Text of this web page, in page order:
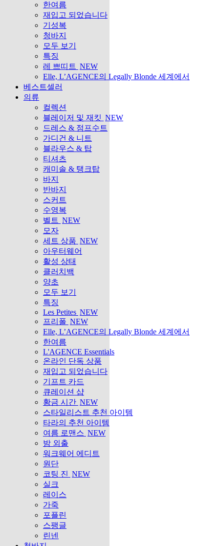
한여름
재입고 되었습니다
기성복
청바지
모두 보기
특징
레 쁘띠트 NEW
Elle, L’AGENCE의 Legally Blonde 세계에서
베스트셀러
의류
컬렉션
블레이저 및 재킷 NEW
드레스 & 점프수트
가디건 & 니트
블라우스 & 탑
티셔츠
캐미솔 & 탱크탑
바지
반바지
스커트
수영복
벨트 NEW
모자
세트 상품 NEW
아우터웨어
활성 상태
클러치백
양초
모두 보기
특징
Les Petites NEW
프리폴 NEW
Elle, L’AGENCE의 Legally Blonde 세계에서
한여름
L'AGENCE Essentials
온라인 단독 상품
재입고 되었습니다
기프트 카드
큐레이션 샵
황금 시간 NEW
스타일리스트 추천 아이템
타라의 추천 아이템
여름 로맨스 NEW
밤 외출
워크웨어 에디트
원단
코팅 진 NEW
실크
레이스
가죽
포플린
스팽글
린넨